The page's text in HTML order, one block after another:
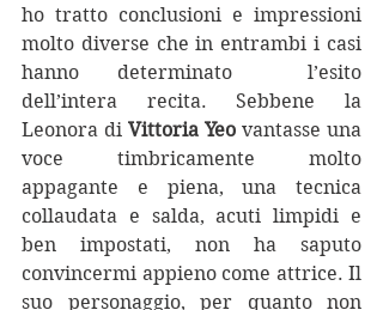
ho tratto conclusioni e impressioni
molto diverse che in entrambi i casi
hanno determinato  l’esito
dell’intera recita. Sebbene la
Leonora di Vittoria Yeo vantasse una
voce timbricamente molto
appagante e piena, una tecnica
collaudata e salda, acuti limpidi e
ben impostati, non ha saputo
convincermi appieno come attrice. Il
suo personaggio, per quanto non